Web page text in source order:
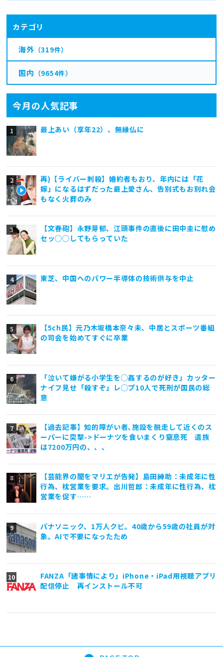
カテゴリ
海外 （319件）
国内 （9654件）
今月の人気記事
最上あい（享年22）、無縁仏に
再)【ライバー刺殺】婚約者もおり、年内には「花
嫁」になるはずだった最上愛さん、告別式もお別れ会
もなく火葬のみ
【文春砲】永野芽郁、江頭事件の直後に田中圭に慰め
セッ◯◯してもらっていた
東芝、中国へのパワー半導体の技術供与を中止
【5ch民】元乃木坂橋本奈々未、中居とスポーツ番組
の司会を始めてすぐに卒業
「泣いて嫌がる小学生を◯姦するのが好き」カッター
ナイフ見せ「殺すぞ」レ◯プ10人で死刑が国民の総
意
【過去記事】知的障がい者､施設を脱走して近くのス
ーパーに突撃->ドーナツを食いまくり窒息死 遺族
は7200万円の、、、
【芸能界の闇をマリエが告発】島田紳助：未成年に性
行為、枕営業を要求。出川哲郎：未成年に性行為、枕
営業を促す……
パナソニック、1万人クビ。40歳から59歳の社員が対
象。AIで不要になったため
FANZA「諸事情により」iPhone・iPad用視聴アプリ
配信停止 再インストール不可